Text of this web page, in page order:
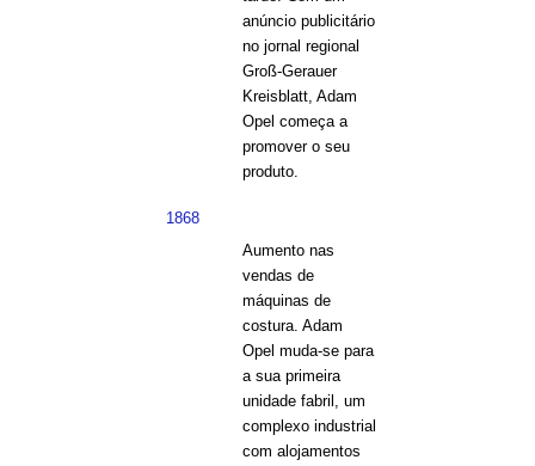
anúncio publicitário
no jornal regional
Groß-Gerauer
Kreisblatt, Adam
Opel começa a
promover o seu
produto.
1868
Aumento nas
vendas de
máquinas de
costura. Adam
Opel muda-se para
a sua primeira
unidade fabril, um
complexo industrial
com alojamentos